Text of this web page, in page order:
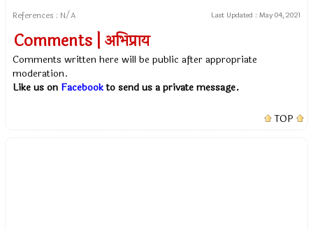
References : N/A Last Updated : May 04, 2021
Comments | अभिप्राय
Comments written here will be public after appropriate
moderation.
Like us on Facebookto send us a private message.
TOP